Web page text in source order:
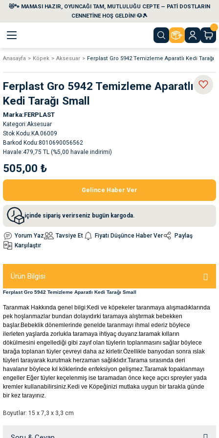
😻🐾 MAMASI HAZIR, OYUNCAĞI TAM, MUTLULUĞU CEPTE — PATİ DOSTLARIN
CENNETİNE HOŞ GELDİN! 🐶🎾
Geri Dön
Geri Dön
Temizlik Ürünleri
Su Kabları
Kemikleri
Geri Dön
Geri Dön
Geri Dön
Geri Dön
Anasayfa Köpek Aksesuar Ferplast Gro 5942 Temizleme Aparatlı Kedi Tarağı
Ferplast Gro 5942 Temizleme Aparatlı
Kedi Tarağı Small
Marka FERPLAST
Kategori Aksesuar
Stok Kodu KA.06009
Barkod Kodu 8010690056562
Havale 479,75 TL (%5,00 havale indirimi)
505,00 ₺
Gelince Haber Ver
içinde sipariş verirseniz bugün kargoda.
Yorum Yaz Tavsiye Et Fiyatı Düşünce Haber Ver
Paylaş
Karşılaştır
Ürün Bilgisi
Ferplast Gro 5942 Temizleme Aparatlı Kedi Tarağı Small
Taranmak Hakkında genel bilgi:Kedi ve köpekeler taranmaya alışmadıklarında
pek hoşlanmazlar bundan dolayıdırki taramaya alıştırmak bebekken
başlar.Bebeklik dönemlerinde genelde taranmayı ihmal ederiz böylece
ilerleten yaşlarda zorlukla taramaya ihtiyaç duyarız.taramak kılların
dökülmesini engellediği gibi zayıf olan tüylerin toplanmasını sağlar böylece
tarağa toplanan tüyler çevreyi daha az kirletir.Özellikle banyodan sonra ıslak
tüyleri tarayarak kurutmak herzaman sağlıklıdır.Tarama sırasında deri
havalanır böylece kıl köklerinde enfeksiyon gelişmez.Taramak topaklanmayı
engeller Eğer tüyler keçelenmiş ise taramadan önce keçe açıcı spreyler yada
kremler kullanabilirsiniz.Kedi ve Köpeğinizi mutlaka uygun bir tarakla günde
bir kez tarayınız.
Boyutlar: 15 x 7,3 x 3,3 cm